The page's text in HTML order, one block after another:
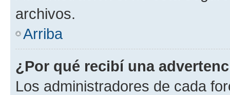
archivos.
Arriba
¿Por qué recibí una
Los administradores de cada